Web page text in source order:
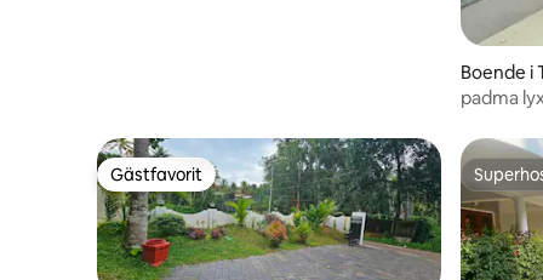
Boende i
m
padma
Gästfavorit
Gästfavorit